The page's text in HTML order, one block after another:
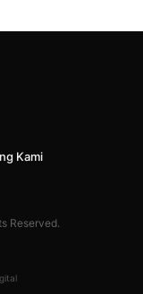
Kami
Reserved.